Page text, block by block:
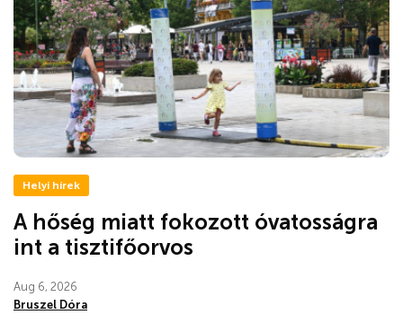
Helyi hírek
A hőség miatt fokozott óvatosságra
int a tisztifőorvos
Aug 6, 2026
Bruszel Dóra